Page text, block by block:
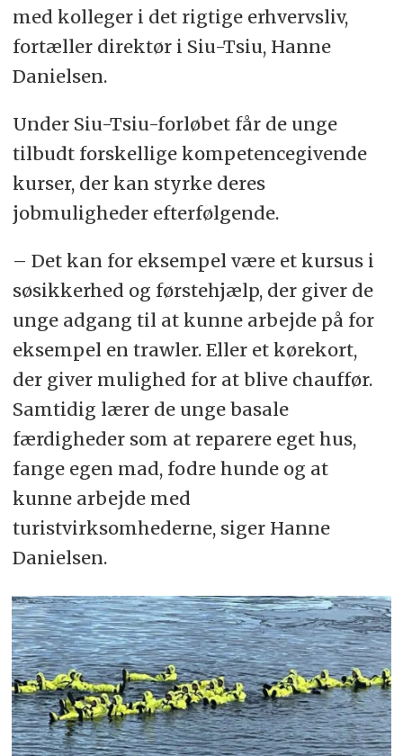
med kolleger i det rigtige erhvervsliv,
fortæller direktør i Siu-Tsiu, Hanne
Danielsen.
Under Siu-Tsiu-forløbet får de unge
tilbudt forskellige kompetencegivende
kurser, der kan styrke deres
jobmuligheder efterfølgende.
– Det kan for eksempel være et kursus i
søsikkerhed og førstehjælp, der giver de
unge adgang til at kunne arbejde på for
eksempel en trawler. Eller et kørekort,
der giver mulighed for at blive chauffør.
Samtidig lærer de unge basale
færdigheder som at reparere eget hus,
fange egen mad, fodre hunde og at
kunne arbejde med
turistvirksomhederne, siger Hanne
Danielsen.